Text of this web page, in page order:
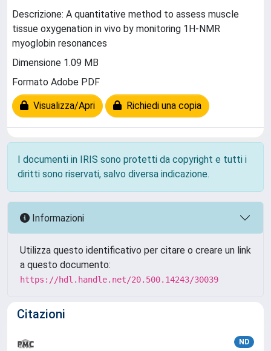
Descrizione: A quantitative method to assess muscle
tissue oxygenation in vivo by monitoring 1H-NMR
myoglobin resonances
Dimensione 1.09 MB
Formato Adobe PDF
Visualizza/Apri Richiedi una copia
I documenti in IRIS sono protetti da copyright e tutti i
diritti sono riservati, salvo diversa indicazione.
Informazioni
Utilizza questo identificativo per citare o creare un link
a questo documento:
https://hdl.handle.net/20.500.14243/30039
Citazioni
ND